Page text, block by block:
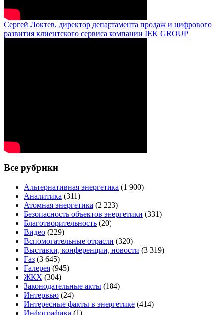
Сергей Локтев, директор департамента продаж и цифрового
развития клиентского сервиса компании IEK GROUP
Все рубрики
Альтернативная энергетика (1 900)
Аналитика (311)
Атомная энергетика (2 223)
Безопасность объектов энергетики (331)
Благотворительность (20)
Видео (229)
Вспомогательные отрасли (320)
Выставки, конференции, новости (3 319)
Газ (3 645)
Галерея (945)
ЖКХ (304)
Законодательные акты (184)
Интервью (24)
Интересные факты в энергетике (414)
Инфографика (1)